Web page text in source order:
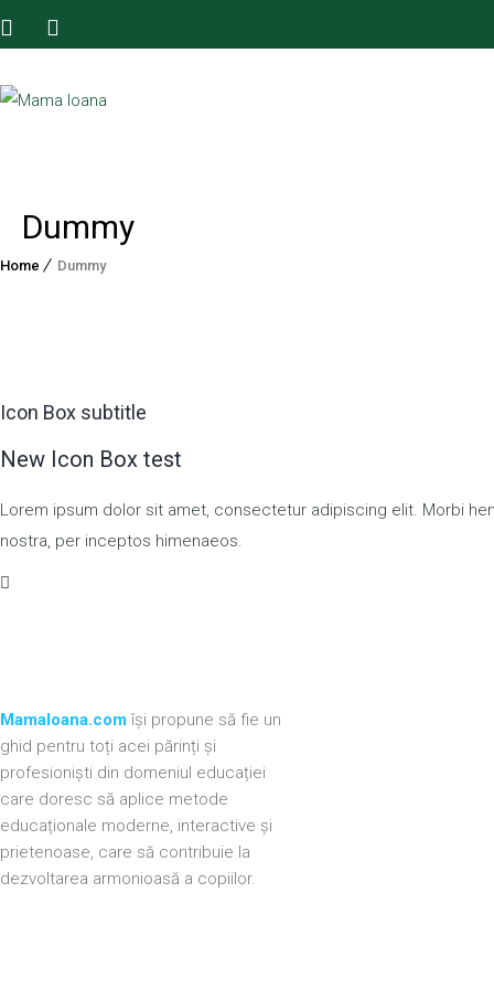
Dummy
Home Dummy
Icon Box subtitle
New Icon Box test
Lorem ipsum dolor sit amet, consectetur adipiscing elit. Morbi
nostra, per inceptos himenaeos.
MamaIoana.comîși propune să fie un
ghid pentru toți acei părinți și
profesioniști din domeniul educației
care doresc să aplice metode
educaționale moderne, interactive și
prietenoase, care să contribuie la
dezvoltarea armonioasă a copiilor.